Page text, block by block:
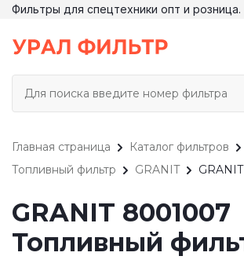
Фильтры для спецтехники опт и розница.
Главная страница
Каталог фильтров
Топливный фильтр
GRANIT
GRANIT 8001007
Топливный